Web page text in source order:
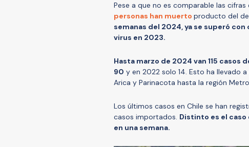
Pese a que no es comparable las
personas han muerto producto del
semanas del 2024, ya se superó
virus en 2023.
Hasta marzo de 2024 van 115 casos
90 y en 2022 solo 14. Esto ha llevado
Arica y Parinacota hasta la región
Los últimos casos en Chile se han
casos importados. Distinto es el caso
en una semana.